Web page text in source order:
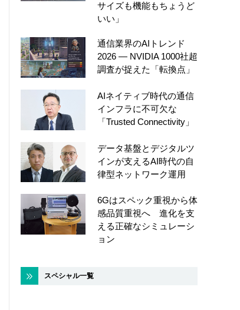
サイズも機能もちょうど
いい」
通信業界のAIトレンド
2026 ― NVIDIA 1000社超
調査が捉えた「転換点」
AIネイティブ時代の通信
インフラに不可欠な
「Trusted Connectivity」
データ基盤とデジタルツ
インが支えるAI時代の自
律型ネットワーク運用
6Gはスペック重視から体
感品質重視へ 進化を支
える正確なシミュレーシ
ョン
スペシャル一覧